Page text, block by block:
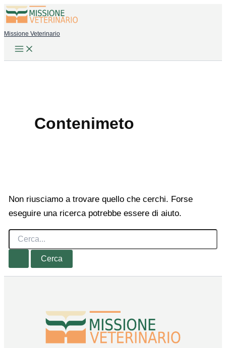
Vai
al
contenuto
Missione Veterinario
Contenimeto
Non riusciamo a trovare quello che cerchi. Forse
eseguire una ricerca potrebbe essere di aiuto.
Cerca: